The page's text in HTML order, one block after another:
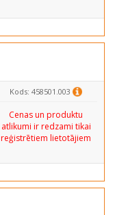
Kods: 458501.003
Cenas un produktu
atlikumi ir redzami tikai
reģistrētiem lietotājiem